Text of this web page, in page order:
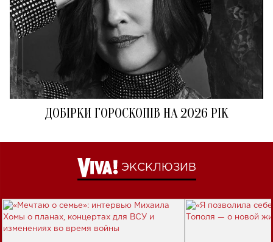
ДОБІРКИ ГОРОСКОПІВ НА 2026 РІК
ЭКСКЛЮЗИВ